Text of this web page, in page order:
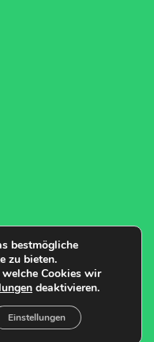
© 2026
bestmögliche
zu bieten.
Cookies wir
deaktivieren.
Einstellungen